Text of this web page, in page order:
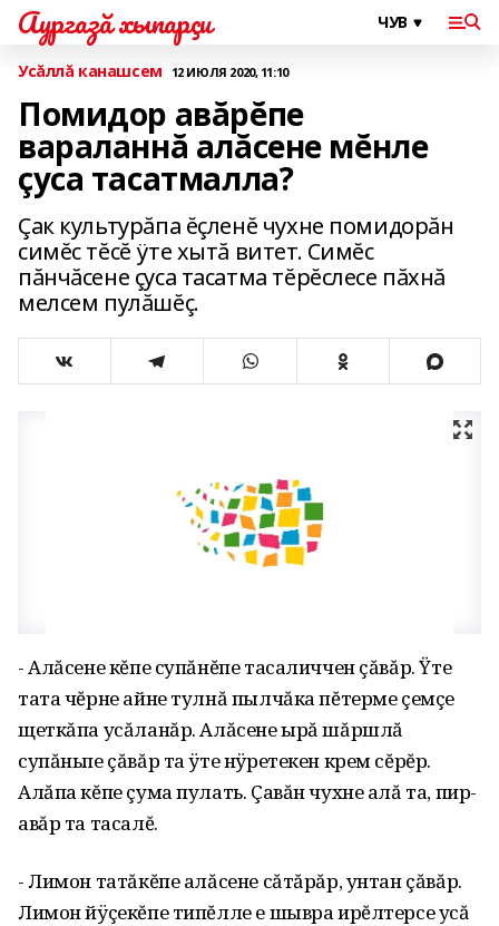
Аургазă хыпарçи
Усăллă канашсем 12 ИЮЛЯ 2020, 11:10
Помидор авăрĕпе
вараланнă алăсене мĕнле
çуса тасатмалла?
Çак культурăпа ĕçленĕ чухне помидорăн
симĕс тĕсĕ ÿте хытă витет. Симĕс
пăнчăсене çуса тасатма тĕрĕслесе пăхнă
мелсем пулăшĕç.
- Алăсене кĕпе супăнĕпе та­саличчен çăвăр. Ÿте
тата чĕрне айне тулнă пылчăка пĕтерме çемçе
щеткăпа усăланăр. Алăсене ырă шăршлă
супăньпе çăвăр та ÿте нÿретекен крем сĕрĕр.
Алăпа кĕпе çума пулать. Çавăн чухне алă та, пир-
авăр та тасалĕ.
- Лимон татăкĕпе алăсене сăтăрăр, унтан çăвăр.
Лимон йÿçекĕпе типĕлле е шывра ирĕлтерсе усă